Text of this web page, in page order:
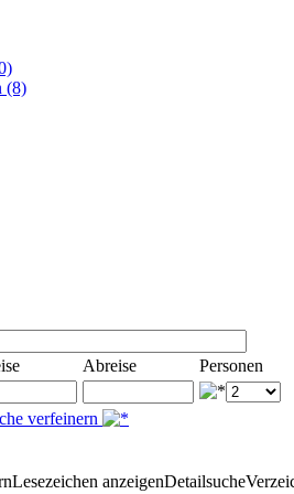
(8)
Abreise Personen
verfeinern
Lesezeichen anzeigenDetailsuche